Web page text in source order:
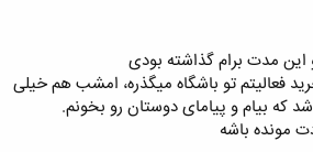
این مدت برام گذاشته بودی
فعالیتم تو باشگاه میگذره، امشب هم خیلی
که بیام و پیامای دوستان رو بخونم.
مونده باشه